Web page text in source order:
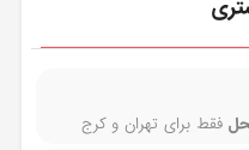
فقط برای تهران و کرج